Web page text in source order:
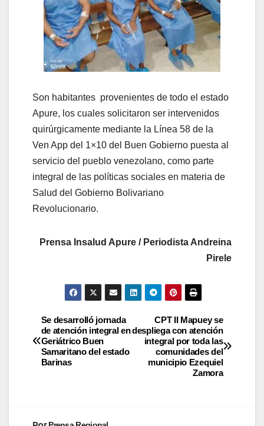
Son habitantes provenientes de todo el estado
Apure, los cuales solicitaron ser intervenidos
quirúrgicamente mediante la Línea 58 de la
Ven App del 1×10 del Buen Gobierno puesta al
servicio del pueblo venezolano, como parte
integral de las políticas sociales en materia de
Salud del Gobierno Bolivariano
Revolucionario.
Prensa Insalud Apure / Periodista Andreina
Pirele
CPT II Mapuey se
despliega con atención
integral por toda las
comunidades del
municipio Ezequiel
Zamora
Se desarrolló jornada
de atención integral en
Geriátrico Buen
Samaritano del estado
Barinas